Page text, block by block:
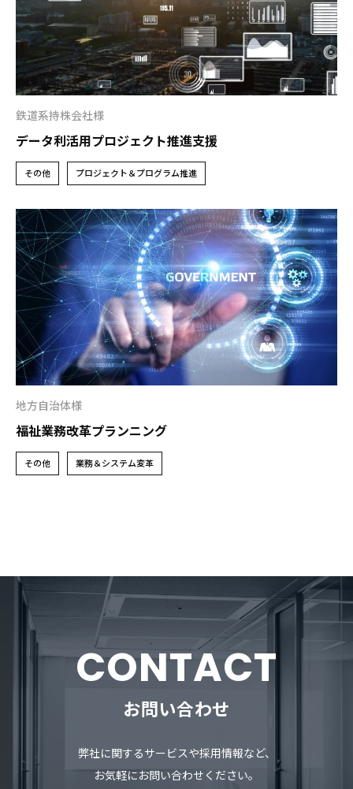
鉄道系持株会社様
データ利活用プロジェクト推進支援
その他 プロジェクト＆プログラム推進
地方自治体様
福祉業務改革プランニング
その他 業務＆システム変革
CONTACT
お問い合わせ
弊社に関するサービスや採用情報など、
お気軽にお問い合わせください。